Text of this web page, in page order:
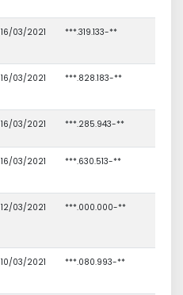
16/03/2021 ***.319.133-**
16/03/2021 ***.828.183-**
16/03/2021 ***.285.943-**
16/03/2021 ***.630.513-**
12/03/2021 ***.000.000-**
10/03/2021 ***.080.993-**